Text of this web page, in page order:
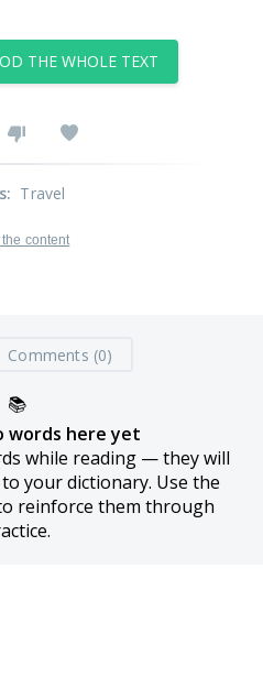
THE WHOLE TEXT
: Travel
content
Comments (0)
📚
words here yet
while reading — they will
your dictionary. Use the
reinforce them through